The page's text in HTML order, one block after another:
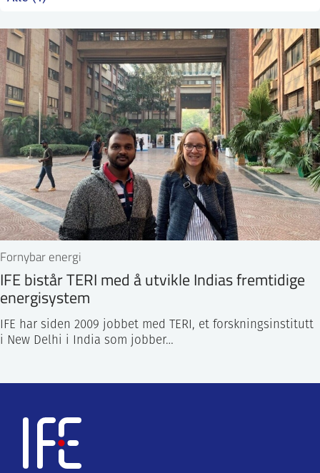
PRESSE ENGLISH
Fornybar energi
IFE bistår TERI med å utvikle Indias fremtidige
energisystem
IFE har siden 2009 jobbet med TERI, et forskningsinstitutt
i New Delhi i India som jobber…